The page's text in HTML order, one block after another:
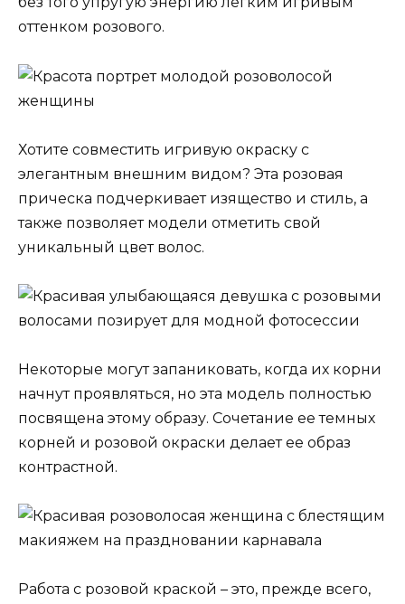
оттенком розового.
Хотите совместить игривую окраску с
элегантным внешним видом? Эта розовая
прическа подчеркивает изящество и стиль, а
также позволяет модели отметить свой
уникальный цвет волос.
Некоторые могут запаниковать, когда их корни
начнут проявляться, но эта модель полностью
посвящена этому образу. Сочетание ее темных
корней и розовой окраски делает ее образ
контрастной.
Работа с розовой краской – это, прежде всего,